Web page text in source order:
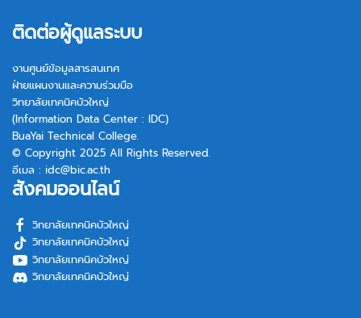
ติดต่อผู้ดูแลระบบ
งานศูนย์ข้อมูลสารสนเทศ
ฝ่ายแผนงานและความร่วมมือ
วิทยาลัยเทคนิคบัวใหญ่
(Information Data Center : IDC)
BuaYai Technical College.
© Copyright 2025 All Rights Reserved.
อีเมล : idc@bic.ac.th
สังคมออนไลน์
วิทยาลัยเทคนิคบัวใหญ่
วิทยาลัยเทคนิคบัวใหญ่
วิทยาลัยเทคนิคบัวใหญ่
วิทยาลัยเทคนิคบัวใหญ่